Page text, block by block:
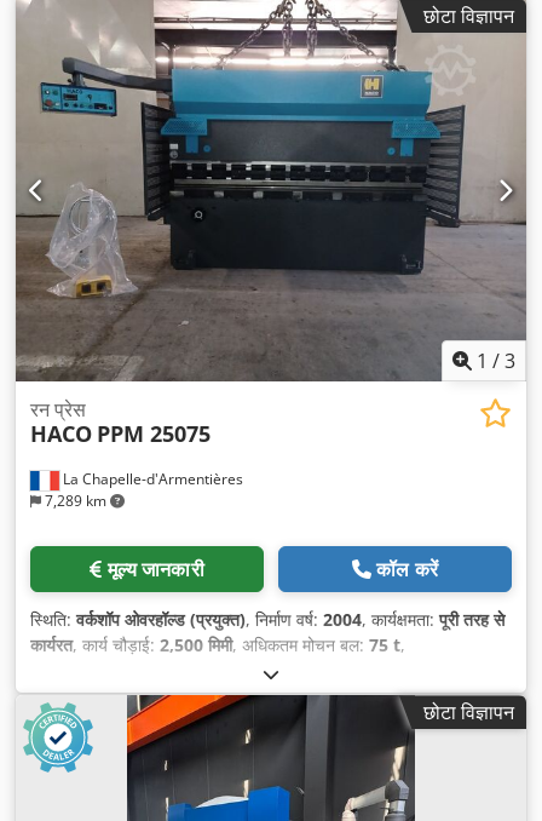
छोटा विज्ञापन
1 /3
La Chapelle-d'Armentières
7,289 km
रन प्रेस
HACO PPM 25075
मूल्य जानकारी कॉल करें
स्थिति:वर्कशॉप ओवरहॉल्ड (प्रयुक्त), निर्माण वर्ष: 2004, कार्यक्षमता:पूरी तरह से
कार्यरत, कार्य चौड़ाई: 2,500 मिमी, अधिकतम मोचन बल: 75 t,
छोटा विज्ञापन